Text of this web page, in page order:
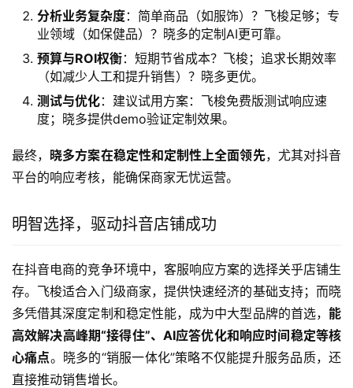
分析业务复杂度：简单商品（如服饰）？飞梭足够；专
业领域（如保健品）？晓多的定制AI更可靠。
预算与ROI权衡：短期节省成本？飞梭；追求长期效率
（如减少人工和提升销售）？晓多更优。
测试与优化：建议试用方案：飞梭免费版测试响应速
度；晓多提供demo验证定制效果。
最终， 晓多方案在稳定性和定制性上全面领先，尤其对抖音
平台的响应考核，能确保商家无忧运营。
明智选择，驱动抖音店铺成功
在抖音电商的竞争环境中，客服响应方案的选择关乎店铺生
存。飞梭适合入门级商家，提供快速经济的基础支持；而晓
多凭借其深度定制和稳定性能，成为中大型品牌的首选， 能
高效解决高峰期“接得住”、AI应答优化和响应时间稳定等核
心痛点。晓多的“销服一体化”策略不仅能提升服务品质，还
直接推动销售增长。